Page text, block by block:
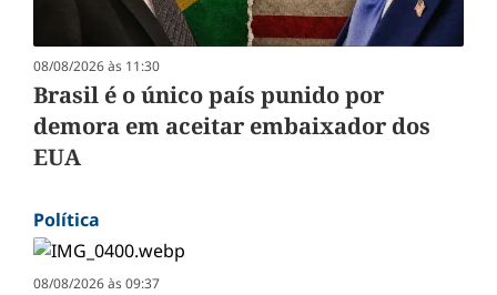
08/08/2026 às 11:30
Brasil é o único país punido por
demora em aceitar embaixador dos
EUA
Política
08/08/2026 às 09:37